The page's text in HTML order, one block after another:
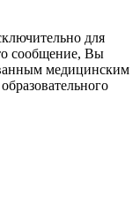
для
сообщение, Вы
медицинским